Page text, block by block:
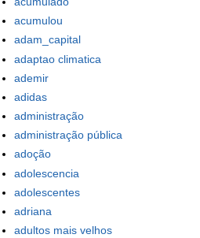
acumulou
adam_capital
adaptao climatica
ademir
adidas
administração
administração pública
adoção
adolescencia
adolescentes
adriana
adultos mais velhos